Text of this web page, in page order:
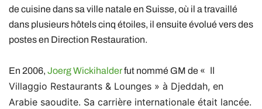
de cuisine dans sa ville natale en Suisse, où il a travaillé
dans plusieurs hôtels cinq étoiles, il ensuite évolué vers des
postes en Direction Restauration.
En 2006, Joerg Wickihalderfut nommé GM de « II
Villaggio Restaurants & Lounges » à Djeddah, en
Arabie saoudite. Sa carrière internationale était lancée.